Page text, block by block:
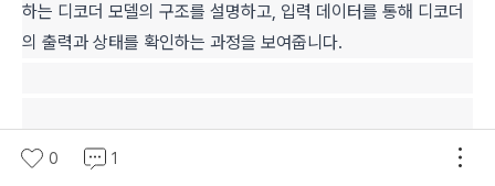
하는 디코더 모델의 구조를 설명하고, 입력 데이터를 통해 디코더
의 출력과 상태를 확인하는 과정을 보여줍니다.
11.4.3. Training
0 1